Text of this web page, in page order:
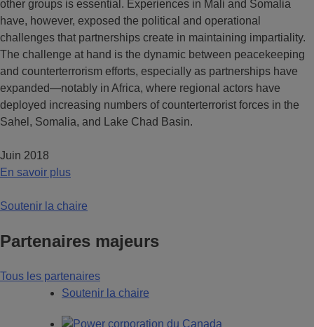
other groups is essential. Experiences in Mali and Somalia
have, however, exposed the political and operational
challenges that partnerships create in maintaining impartiality.
The challenge at hand is the dynamic between peacekeeping
and counterterrorism efforts, especially as partnerships have
expanded—notably in Africa, where regional actors have
deployed increasing numbers of counterterrorist forces in the
Sahel, Somalia, and Lake Chad Basin.
Juin 2018
En savoir plus
Soutenir la chaire
Partenaires majeurs
Tous les partenaires
Soutenir la chaire